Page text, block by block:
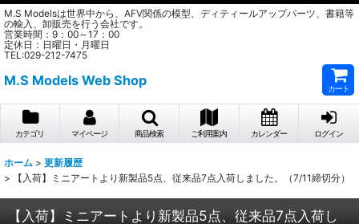
M.S Modelsは世界中から、AFV関係の模型、ディティールアップパーツ、書籍等
の輸入、卸販売を行う会社です。
営業時間：9：00～17：00
定休日：日曜日・月曜日
TEL:029-212-7475
M.S Models Web Shop
カート
カテゴリ マイページ 商品検索 ご利用案内 カレンダー ログイン
ホーム > 更新履歴
>
【入荷】ミニアートより新製品5点、従来品7点入荷しました。（7/11締切分）
【入荷】ミニアートより新製品5点、従来品7点入荷し